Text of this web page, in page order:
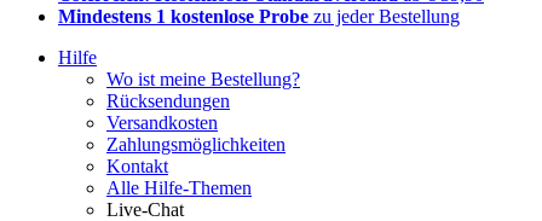
Mindestens 1 kostenlose Probe zu jeder Bestellung
Hilfe
Wo ist meine Bestellung?
Rücksendungen
Versandkosten
Zahlungsmöglichkeiten
Kontakt
Alle Hilfe-Themen
Live-Chat